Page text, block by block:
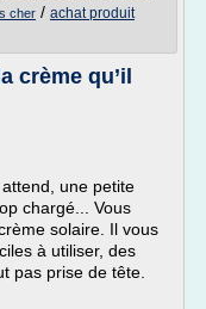
cher / achat produit
crème qu’il
une petite
chargé... Vous
solaire. Il vous
à utiliser, des
pas prise de tête.